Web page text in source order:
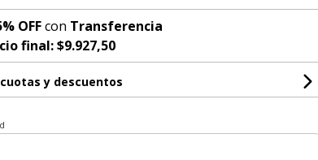
OFFcon Transferencia
final:$9.927,50
y descuentos